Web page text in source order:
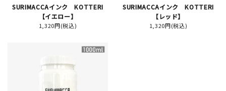
カートを見る
お買い物ガイド
SURIMACCAインク KOTTERI
【イエロー】
1,320円(税込)
SURIMACCAインク KOTTERI
【レッド】
1,320円(税込)